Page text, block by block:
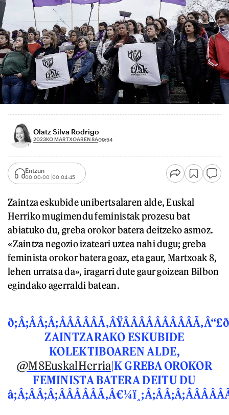
Olatz Silva Rodrigo
2023KO MARTXOAREN 8A09:54
Entzun
00:00:00 00:04:45
Zaintza eskubide unibertsalaren alde, Euskal
Herriko mugimendu feministak prozesu bat
abiatuko du, greba orokor batera deitzeko asmoz.
«Zaintza negozio izateari uztea nahi dugu; greba
feminista orokor batera goaz, eta gaur, Martxoak 8,
lehen urratsa da», iragarri dute gaur goizean Bilbon
egindako agerraldi batean.
ZAINTZARAKO ESKUBIDE
KOLEKTIBOAREN ALDE,
@M8EuskalHerria|K GREBA OROKOR
FEMINISTA BATERA DEITU DU